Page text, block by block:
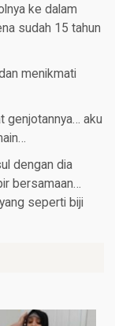
ke dalam
sudah 15 tahun
menikmati
genjotannya… aku
dengan dia
bersamaan…
seperti biji